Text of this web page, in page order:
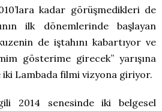
kadar görüşmedikleri de
ilk dönemlerinde başlayan
de iştahını kabartıyor ve
gösterime girecek” yarışına
iki Lambada filmi vizyona giriyor.
2014 senesinde iki belgesel